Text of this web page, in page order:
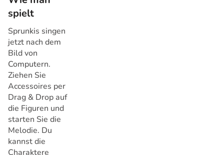
spielt
Sprunkis singen
jetzt nach dem
Bild von
Computern.
Ziehen Sie
Accessoires per
Drag & Drop auf
die Figuren und
starten Sie die
Melodie. Du
kannst die
Charaktere